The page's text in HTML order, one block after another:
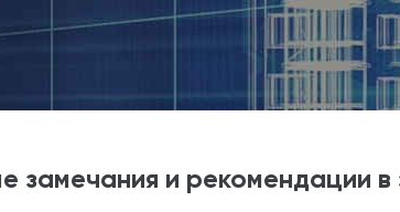
замечания и рекомендации в